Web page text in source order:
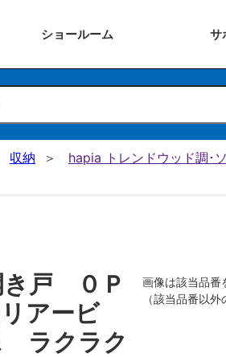
ショールーム サ
収納
hapia トレンドウッド調･
戸 ０Ｐ
アービ
ラクラク
画像は該当品番
（該当品番以